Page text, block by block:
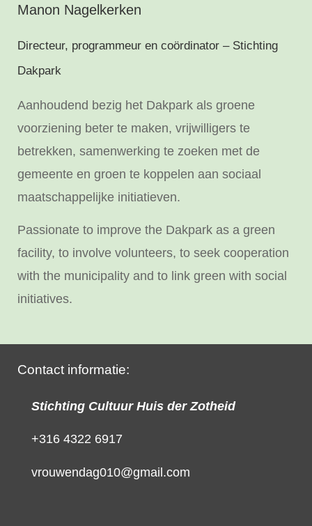
Manon Nagelkerken
Directeur, programmeur en coördinator – Stichting
Dakpark
Aanhoudend bezig het Dakpark als groene
voorziening beter te maken, vrijwilligers te
betrekken, samenwerking te zoeken met de
gemeente en groen te koppelen aan sociaal
maatschappelijke initiatieven.
Passionate to improve the Dakpark as a green
facility, to involve volunteers, to seek cooperation
with the municipality and to link green with social
initiatives.
Contact informatie:
Stichting Cultuur Huis der Zotheid
+316 4322 6917
vrouwendag010@gmail.com